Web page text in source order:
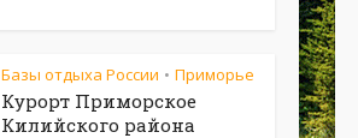
Базы отдыха России • Приморье
Курорт Приморское
Килийского района